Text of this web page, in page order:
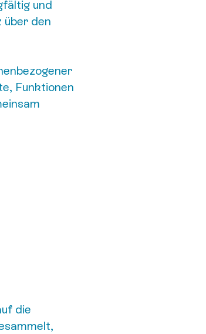
und
über den
Funktionen
die